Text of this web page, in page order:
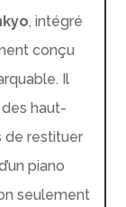
, intégré
conçu
Il
haut-
de restituer
piano
seulement